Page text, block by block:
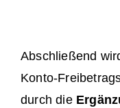
Abschließend
Konto-
durch die